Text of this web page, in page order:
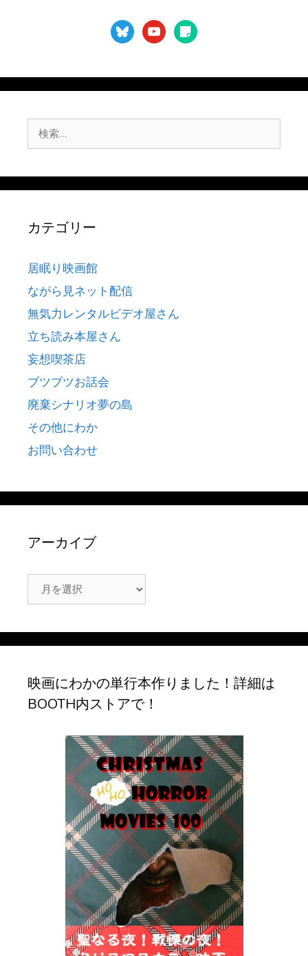
blueskyyoutubesticky-
note
索:
カテゴリー
居眠り映画館
ながら見ネット配信
無気力レンタルビデオ屋さん
立ち読み本屋さん
妄想喫茶店
ブツブツお話会
廃棄シナリオ夢の島
その他にわか
お問い合わせ
アーカイブ
ー
映画にわかの単行本作りました！詳細は
BOOTH内ストアで！